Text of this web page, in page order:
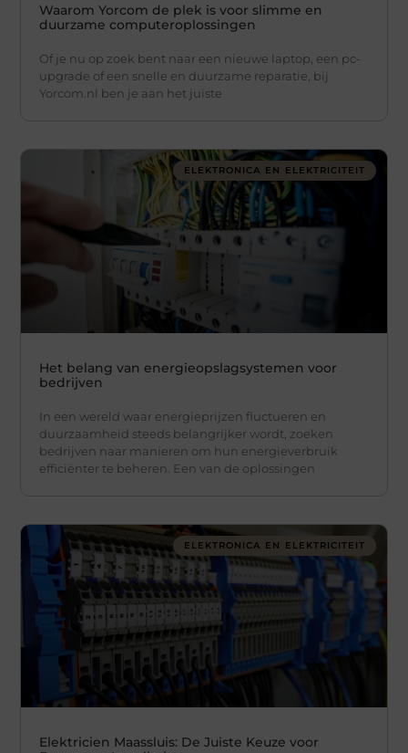
Waarom Yorcom de plek is voor slimme en
duurzame computeroplossingen
Of je nu op zoek bent naar een nieuwe laptop, een pc-
upgrade of een snelle en duurzame reparatie, bij
Yorcom.nl ben je aan het juiste
ELEKTRONICA EN ELEKTRICITEIT
Het belang van energieopslagsystemen voor
bedrijven
In een wereld waar energieprijzen fluctueren en
duurzaamheid steeds belangrijker wordt, zoeken
bedrijven naar manieren om hun energieverbruik
efficiënter te beheren. Een van de oplossingen
ELEKTRONICA EN ELEKTRICITEIT
Elektricien Maassluis: De Juiste Keuze voor